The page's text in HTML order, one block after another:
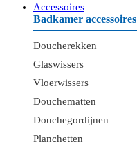
Accessoires
Badkamer accessoires
Doucherekken
Glaswissers
Vloerwissers
Douchematten
Douchegordijnen
Planchetten